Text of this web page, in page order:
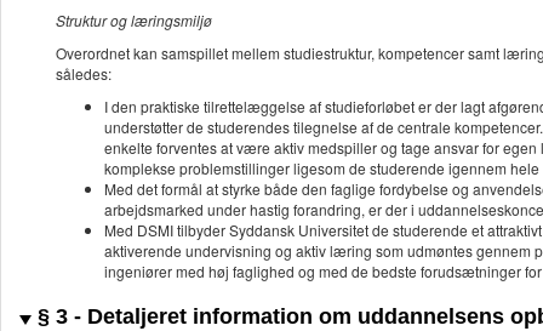
Struktur og læringsmiljø
Overordnet kan samspillet mellem studiestruktur, kompetencer samt
således:
I den praktiske tilrettelæggelse af studieforløbet er der lagt
understøtter de studerendes tilegnelse af de centrale
enkelte forventes at være aktiv medspiller og tage ansvar for
komplekse problemstillinger ligesom de studerende igennem
Med det formål at styrke både den faglige fordybelse og
arbejdsmarked under hastig forandring, er der i
Med DSMI tilbyder Syddansk Universitet de studerende et
aktiverende undervisning og aktiv læring som udmøntes gennem
ingeniører med høj faglighed og med de bedste forudsætninger
§ 3 - Detaljeret information om uddannelsens